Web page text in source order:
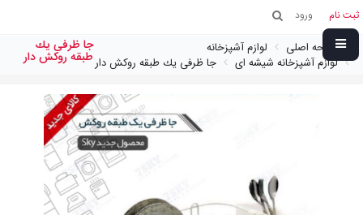
ثبت نام ورود
صفحه اصلی
لوازم آشپزخانه
لوازم آشپزخانه شیشه ای
جا ظرفی يك طبقه روكش دار
جا ظرفی يك
طبقه روكش دار